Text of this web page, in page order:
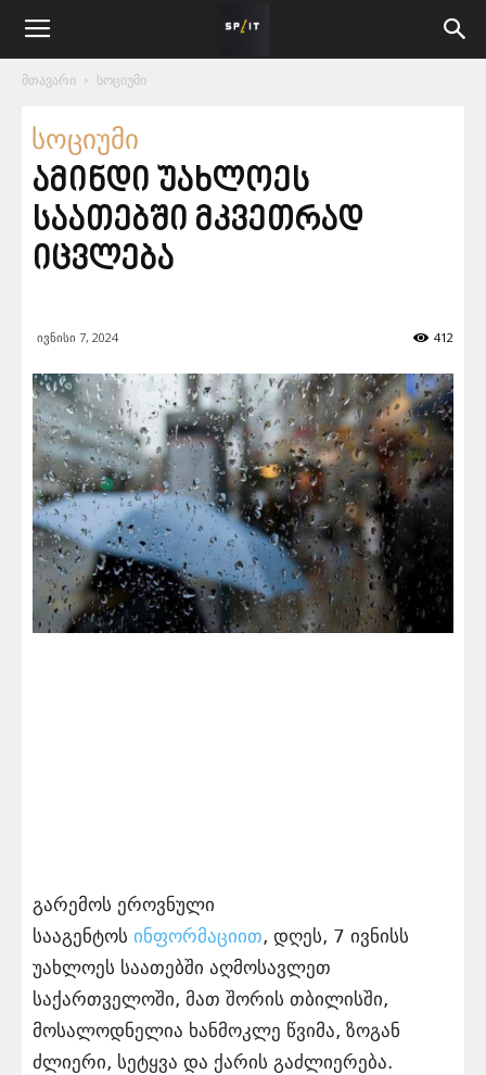
მთავარი სოციუმი
სოციუმი
ამინდი უახლოეს
საათებში მკვეთრად
იცვლება
ივნისი 7, 2024 412
გარემოს ეროვნული
სააგენტოს ინფორმაციით, დღეს, 7 ივნისს
უახლოეს საათებში აღმოსავლეთ
საქართველოში, მათ შორის თბილისში,
მოსალოდნელია ხანმოკლე წვიმა, ზოგან
ძლიერი, სეტყვა და ქარის გაძლიერება.